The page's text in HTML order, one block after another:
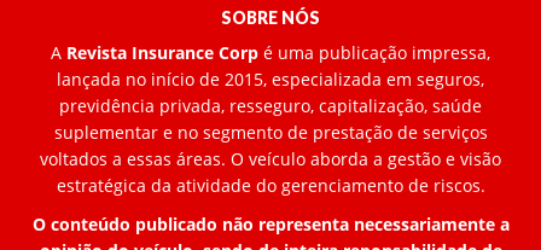
SOBRE NÓS
A Revista Insurance Corp é uma publicação impressa,
lançada no início de 2015, especializada em seguros,
previdência privada, resseguro, capitalização, saúde
suplementar e no segmento de prestação de serviços
voltados a essas áreas. O veículo aborda a gestão e visão
estratégica da atividade do gerenciamento de riscos.
O conteúdo publicado não representa necessariamente a